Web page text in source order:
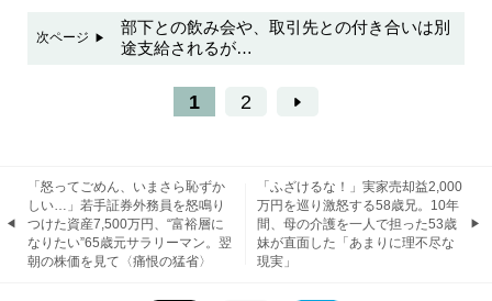
次ページ
部下との飲み会や、取引先との付き合いは別
途支給されるが…
1 2
「怒ってごめん、いまさら恥ずか
しい…」若手証券外務員を怒鳴り
つけた資産7,500万円、“富裕層に
なりたい”65歳元サラリーマン。翌
朝の株価を見て〈痛恨の猛省〉
「ふざけるな！」実家売却益2,000
万円を巡り激怒する58歳兄。10年
間、母の介護を一人で担った53歳
妹が直面した「あまりに理不尽な
現実」